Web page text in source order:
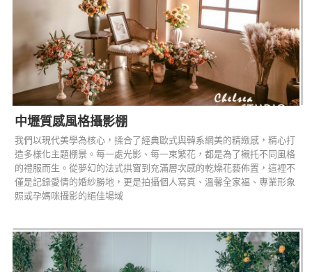
中壢質感風格攝影棚
我們以現代美學為核心，揉合了經典歐式與韓系網美的精緻感，精心打
造多樣化主題棚景。每一處光影、每一束繁花，都是為了襯托不同風格
的禮服而生。從夢幻的法式拱窗到充滿層次感的乾燥花藝佈置，這裡不
僅是記錄愛情的婚紗勝地，更是拍攝個人寫真、溫馨全家福、專業形象
照或孕媽咪攝影的絕佳場域